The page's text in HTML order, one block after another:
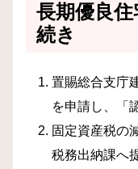
長期優良
続き
置賜総合支庁
を申請し、「
固定資産税の
税務出納課へ